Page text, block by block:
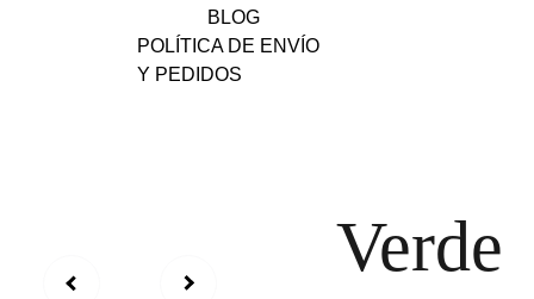
BLOG
POLÍTICA DE ENVÍO
Y PEDIDOS
Verde